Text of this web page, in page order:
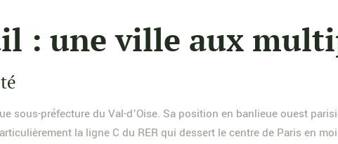
: une ville aux
sous-préfecture du Val-d’Oise. Sa position en banlieue ouest
la ligne C du RER qui dessert le centre de Paris en